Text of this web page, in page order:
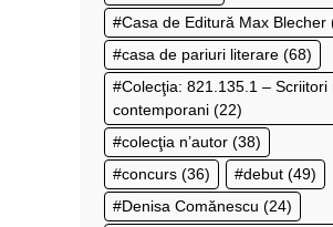
Casa de Editură Max Blecher
casa de pariuri literare (68)
Colecţia: 821.135.1 – Scriitori
contemporani (22)
colecţia n’autor (38)
concurs (36) debut (49)
Denisa Comănescu (24)